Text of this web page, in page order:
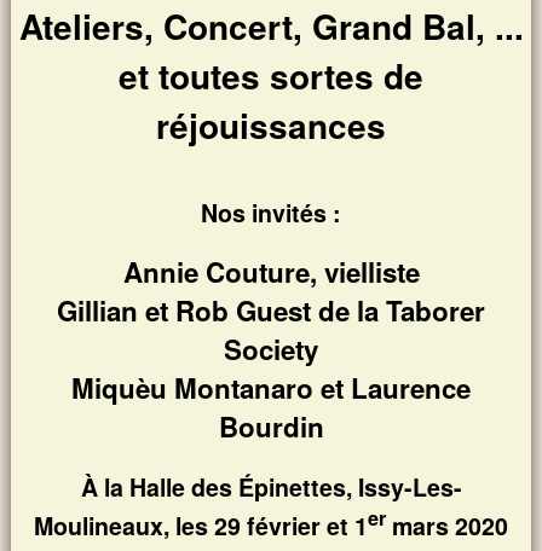
Ateliers, Concert, Grand Bal, ...
et toutes sortes de
réjouissances
Nos invités :
Annie Couture, vielliste
Gillian et Rob Guest de la Taborer
Society
Miquèu Montanaro et Laurence
Bourdin
À la Halle des Épinettes, Issy-Les-
Moulineaux, les 29 février et 1er mars 2020